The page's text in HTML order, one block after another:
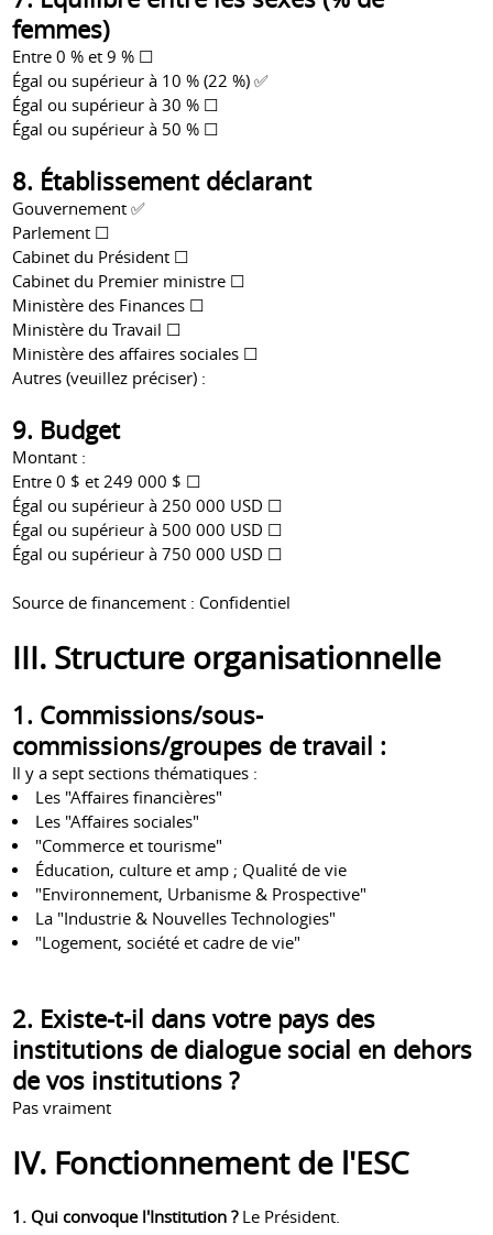
femmes)
Entre 0 % et 9 % ☐
Égal ou supérieur à 10 % (22 %) ✅
Égal ou supérieur à 30 % ☐
Égal ou supérieur à 50 % ☐
8. Établissement déclarant
Gouvernement ✅
Parlement ☐
Cabinet du Président ☐
Cabinet du Premier ministre ☐
Ministère des Finances ☐
Ministère du Travail ☐
Ministère des affaires sociales ☐
Autres (veuillez préciser) :
9. Budget
Montant :
Entre 0 $ et 249 000 $ ☐
Égal ou supérieur à 250 000 USD ☐
Égal ou supérieur à 500 000 USD ☐
Égal ou supérieur à 750 000 USD ☐
Source de financement : Confidentiel
III. Structure organisationnelle
1. Commissions/sous-
commissions/groupes de travail :
Il y a sept sections thématiques :
Les "Affaires financières"
Les "Affaires sociales"
"Commerce et tourisme"
Éducation, culture et amp ; Qualité de vie
"Environnement, Urbanisme & Prospective"
La "Industrie & Nouvelles Technologies"
"Logement, société et cadre de vie"
2. Existe-t-il dans votre pays des
institutions de dialogue social en dehors
de vos institutions ?
Pas vraiment
IV. Fonctionnement de l'ESC
1. Qui convoque l'Institution ?Le Président.